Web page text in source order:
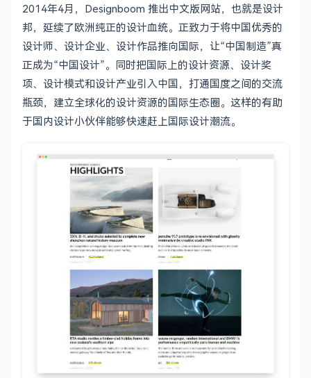
2014年4月，Designboom 推出中文版网站，也就是设计
邦，延续了欧洲纯正的设计血统。正致力于将中国优秀的
设计师、设计企业、设计作品推向国际，让“中国制造”真
正成为“中国设计”。同时把国际上的设计资源、设计奖
项、设计模式和设计产业引入中国，打通国度之间的交流
瓶颈，建立全球化的设计资源的国际生态圈。这样的有助
于国内设计小伙伴能够快速赶上国际设计潮流。